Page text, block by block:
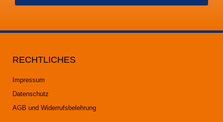
RECHTLICHES
Impressum
Datenschutz
AGB und Widerrufsbelehrung